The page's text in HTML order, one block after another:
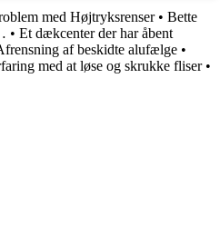
med Højtryksrenser• Bette
• Et dækcenter der har åbent
af beskidte alufælge •
med at løse og skrukke fliser•